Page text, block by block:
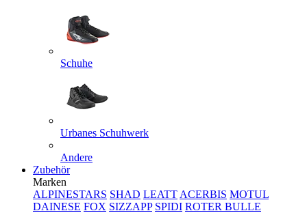
Schuhe
Urbanes Schuhwerk
Andere
Zubehör
Marken
ALPINESTARS SHAD LEATT ACERBIS MOTUL
DAINESE FOX SIZZAPP SPIDI ROTER BULLE